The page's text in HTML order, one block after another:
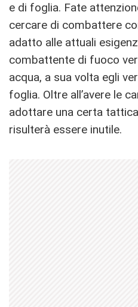
e di foglia. Fate
cercare di combattere
adatto alle attuali
combattente di fuoco
acqua, a sua volta egli
foglia. Oltre all’avere le
adottare una certa
risulterà essere inutile.